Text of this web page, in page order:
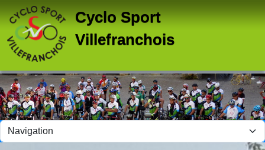
Cyclo Sport
Villefranchois
Panneau de gestion des cookies